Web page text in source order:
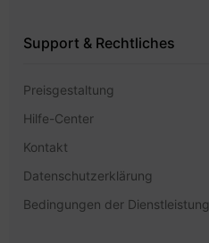
Support & Rechtliches
Preisgestaltung
Hilfe-Center
Kontakt
Datenschutzerklärung
Bedingungen der Dienstleistung